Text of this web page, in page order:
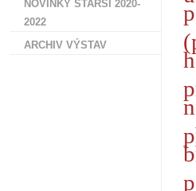
NOVINKY STARŠÍ 2020-
2022
ARCHIV VÝSTAV